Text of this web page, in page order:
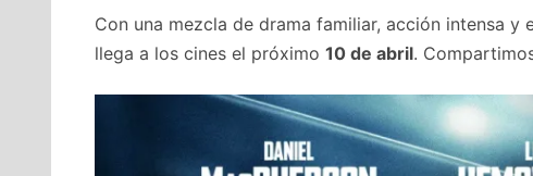
Con una mezcla de drama familiar, acción intensa y
llega a los cines el próximo 10 de abril.